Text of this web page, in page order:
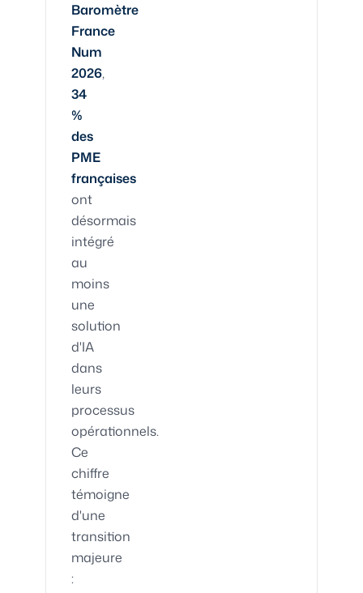
Baromètre
France
Num
2026,
34
%
des
PME
françaises
ont
désormais
intégré
au
moins
une
solution
d'IA
dans
leurs
processus
opérationnels.
Ce
chiffre
témoigne
d'une
transition
majeure
: